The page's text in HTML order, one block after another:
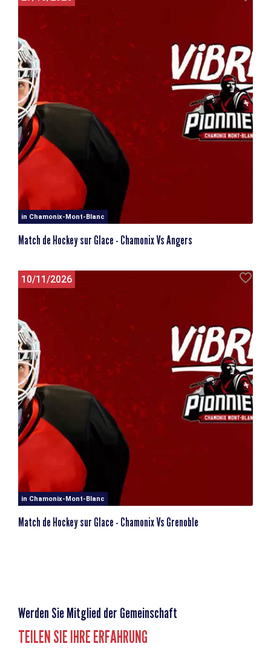
in Chamonix-Mont-Blanc
Match de Hockey sur Glace - Chamonix Vs Angers
10/11/2026
in Chamonix-Mont-Blanc
Match de Hockey sur Glace - Chamonix Vs Grenoble
Werden Sie Mitglied der Gemeinschaft
TEILEN SIE IHRE ERFAHRUNG